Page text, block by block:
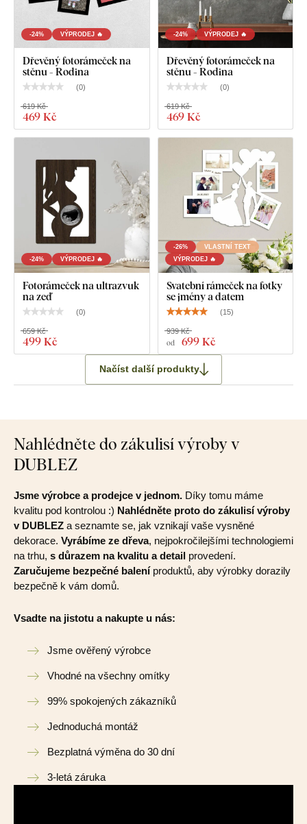
Na výběr máte z 12 dekorůs polomatným lakem, který
zvyšujeodolnost proti běžnému poškrábání.Tloušťka 3
dodává produktu3D efekt
s jemným stínováním, díky
čemuž na stěně působí čistě a elegantně – na rozdíl od
tenkých papírových samolepek.
Deska splňujeevropský emisní standard E1– je bezpečná a
vhodná do interiéru(včetně dětského pokoje).
Co najdete v balení?
Velký fotorámeček na stěnu – koláž na 11 fotografií
Poznámka:Rámeček dodáváme bez skla.
-24% VÝPRODEJ 🔥
Dřevěný fotorámeček na
stěnu - Rodina
(0)
469 Kč
619 Kč
-24% VÝPRODEJ 🔥
Dřevěný fotorámeček na
stěnu - Rodina
(0)
469 Kč
619 Kč
-24% VÝPRODEJ 🔥
Fotorámeček na ultrazvuk
na zeď
(0)
499 Kč
659 Kč
-26%
VLASTNÍ TEXT
VÝPRODEJ 🔥
Svatební rámeček na fotky
se jmény a datem
(15)
od 699 Kč
939 Kč
Načíst další produkty
Nahlédněte do zákulisí výroby v
DUBLEZ
Jsme výrobce a prodejce v jednom. Díky tomu máme
kvalitu pod kontrolou :) Nahlédněte proto do zákulisí výroby
v DUBLEZ a seznamte se, jak vznikají vaše vysněné
dekorace. Vyrábíme ze dřeva, nejpokročilejšími technologiemi
na trhu, s důrazem na kvalitu a detail provedení.
Zaručujeme bezpečné baleníproduktů, aby výrobky dorazily
bezpečně k vám domů.
Vsadte na jistotu a nakupte u nás:
Jsme ověřený výrobce
Vhodné na všechny omítky
99% spokojených zákazníků
Jednoduchá montáž
Bezplatná výměna do 30 dní
3-letá záruka